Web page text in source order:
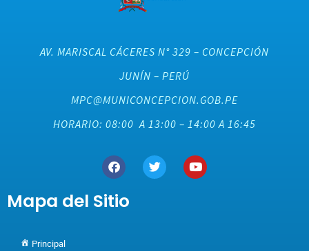
AV. MARISCAL CÁCERES N° 329 – CONCEPCIÓN
JUNÍN – PERÚ
MPC@MUNICONCEPCION.GOB.PE
HORARIO: 08:00 A 13:00 – 14:00 A 16:45
Mapa del Sitio
Principal